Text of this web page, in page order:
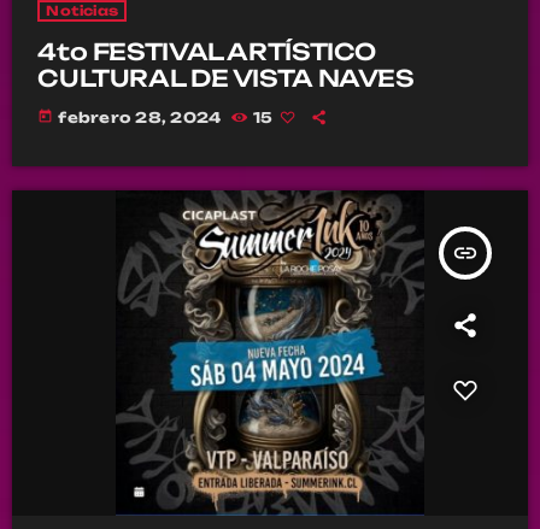
Noticias
4to FESTIVAL ARTÍSTICO
CULTURAL DE VISTA NAVES
today febrero 28, 2024 15
insert_link